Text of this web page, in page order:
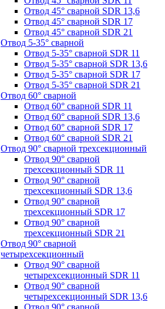
Отвод 45° сварной SDR 13,6
Отвод 45° сварной SDR 17
Отвод 45° сварной SDR 21
Отвод 5-35° сварной
Отвод 5-35° сварной SDR 11
Отвод 5-35° сварной SDR 13,6
Отвод 5-35° сварной SDR 17
Отвод 5-35° сварной SDR 21
Отвод 60° сварной
Отвод 60° сварной SDR 11
Отвод 60° сварной SDR 13,6
Отвод 60° сварной SDR 17
Отвод 60° сварной SDR 21
Отвод 90° сварной трехсекционный
Отвод 90° сварной
трехсекционный SDR 11
Отвод 90° сварной
трехсекционный SDR 13,6
Отвод 90° сварной
трехсекционный SDR 17
Отвод 90° сварной
трехсекционный SDR 21
Отвод 90° сварной
четырехсекционный
Отвод 90° сварной
четырехсекционный SDR 11
Отвод 90° сварной
четырехсекционный SDR 13,6
Отвод 90° сварной